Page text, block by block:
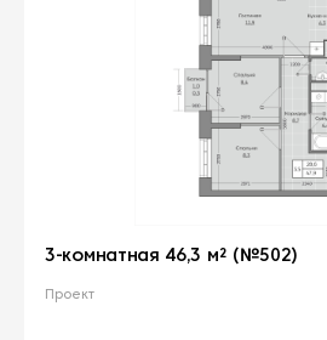
3-комнатная 46,3 м² (№502)
Проект